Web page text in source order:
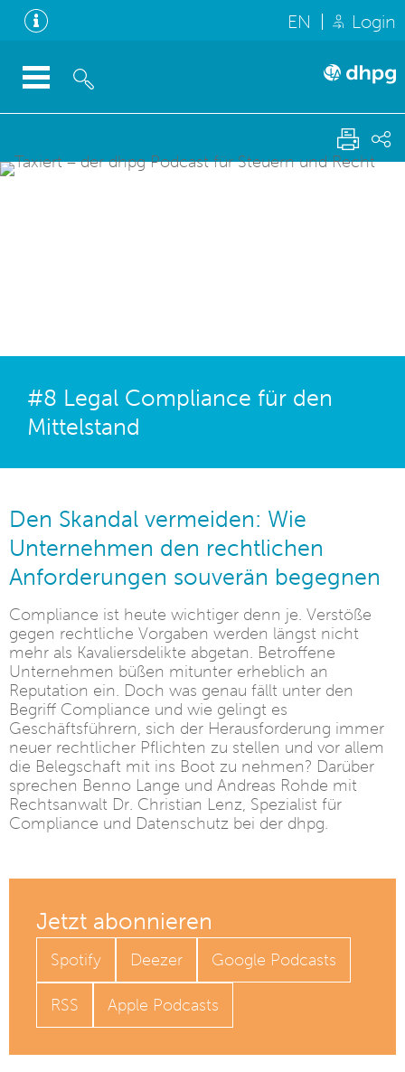
EN Login
#8 Legal Compliance für den
Mittelstand
Den Skandal vermeiden: Wie
Unternehmen den rechtlichen
Anforderungen souverän begegnen
Compliance ist heute wichtiger denn je. Verstöße
gegen rechtliche Vorgaben werden längst nicht
mehr als Kavaliersdelikte abgetan. Betroffene
Unternehmen büßen mitunter erheblich an
Reputation ein. Doch was genau fällt unter den
Begriff Compliance und wie gelingt es
Geschäftsführern, sich der Herausforderung immer
neuer rechtlicher Pflichten zu stellen und vor allem
die Belegschaft mit ins Boot zu nehmen? Darüber
sprechen Benno Lange und Andreas Rohde mit
Rechtsanwalt Dr. Christian Lenz, Spezialist für
Compliance und Datenschutz bei der dhpg.
Jetzt abonnieren
Spotify Deezer Google Podcasts
RSS Apple Podcasts